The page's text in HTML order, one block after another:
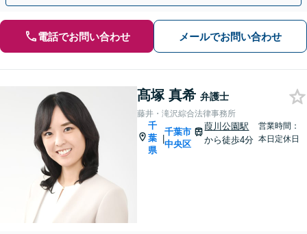
電話でお問い合わせ メールでお問い合わせ
髙塚 真希 弁護士
藤井・滝沢綜合法律事務所
千
葉
県
|
千葉市
中央区
葭川公園駅
から徒歩4分
営業時間：
本日定休日